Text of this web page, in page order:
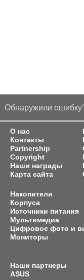
Обнаружили
О нас
Контакты
Partnership
Copyright
Наши награды
Карта сайта
Накопители
Корпуса
Источники питания
Мультимедиа
Цифровое фото и
Мониторы
Наши партнеры
ASUS